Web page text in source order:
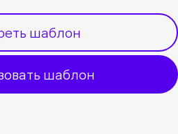
шаблон
шаблон